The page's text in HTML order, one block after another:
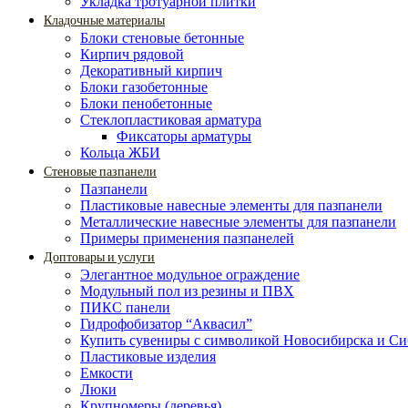
Кладочные материалы
Блоки стеновые бетонные
Кирпич рядовой
Декоративный кирпич
Блоки газобетонные
Блоки пенобетонные
Стеклопластиковая арматура
Фиксаторы арматуры
Кольца ЖБИ
Стеновые пазпанели
Пазпанели
Пластиковые навесные элементы для пазпанели
Металлические навесные элементы для пазпанели
Примеры применения пазпанелей
Доптовары и услуги
Элегантное модульное ограждение
Модульный пол из резины и ПВХ
ПИКС панели
Гидрофобизатор “Аквасил”
Купить сувениры с символикой Новосибирска и
Пластиковые изделия
Емкости
Люки